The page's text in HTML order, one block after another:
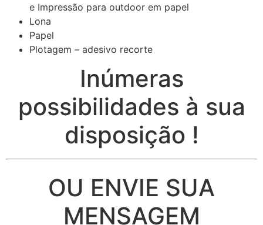
e Impressão para outdoor em papel
Lona
Papel
Plotagem – adesivo recorte
Inúmeras
possibilidades à sua
disposição !
OU ENVIE SUA
MENSAGEM